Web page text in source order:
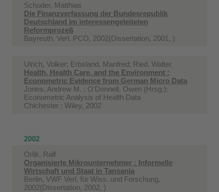
Schoder, Matthias
Die Finanzverfassung der Bundesrepublik
Deutschland im interessengeleiteten
Reformprozeß
Bayreuth, Verl. PCO, 2002(Dissertation, 2001, )
Ulrich, Volker; Erbsland, Manfred; Ried, Walter
Health, Health Care, and the Environment :
Econometric Evidence from German Micro Data
Jones, Andrew M. ; O'Donnell, Owen (Hrsg.):
Econometric Analysis of Health Data
Chichester : Wiley, 2002
2002
Orlik, Ralf
Organisierte Mikrounternehmer : Informelle
Wirtschaft und Staat in Tansania
Berlin, VWF Verl. für Wiss. und Forschung,
2002(Dissertation, 2002, )